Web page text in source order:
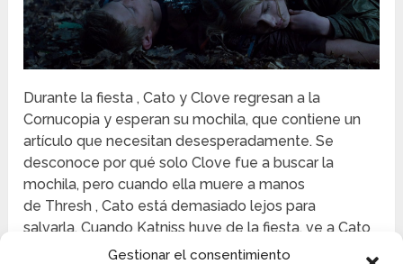
Gestionar el consentimiento
Durante la fiesta , Cato y Clove regresan a la
Cornucopia y esperan su mochila, que contiene un
artículo que necesitan desesperadamente. Se
desconoce por qué solo Clove fue a buscar la
mochila, pero cuando ella muere a manos
de Thresh , Cato está demasiado lejos para
salvarla. Cuando Katniss huye de la fiesta, ve a Cato
arrodillarse junto a su aliado y “suplicarle que se